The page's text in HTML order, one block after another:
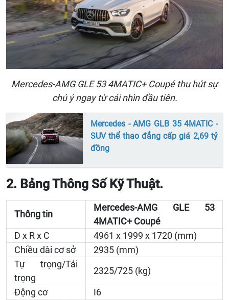
Mercedes-AMG GLE 53 4MATIC+ Coupé thu hút sự
chú ý ngay từ cái nhìn đầu tiên.
Mercedes - AMG GLB 35 4MATIC -
SUV thể thao đẳng cấp giá 2,69 tỷ
đồng
2. Bảng Thông Số Kỹ Thuật.
Thông tin
Mercedes-AMG GLE 53
4MATIC+ Coupé
D x R x C
4961 x 1999 x 1720 (mm)
Chiều dài cơ sở
2935 (mm)
Tự trọng/Tải
trọng
2325/725 (kg)
Động cơ
I6